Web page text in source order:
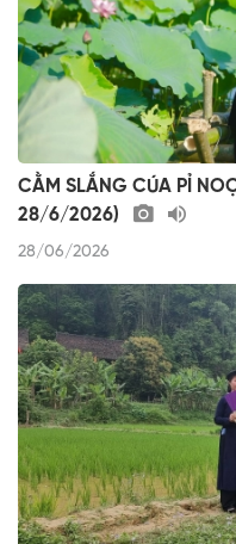
CẰM SLẮNG CÚA PỈ
28/6/2026)
28/06/2026